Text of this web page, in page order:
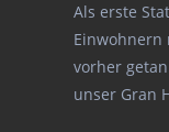
Als erste
Einwohnern
vorher
unser Gran